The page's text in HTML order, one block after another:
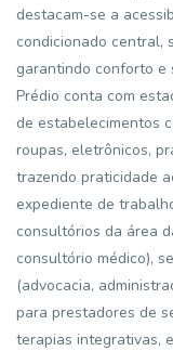
destacam-se a
condicionado central,
garantindo conforto e
Prédio conta com
de estabelecimentos
roupas, eletrônicos,
trazendo praticidade
expediente de
consultórios da área
consultório médico),
(advocacia,
para prestadores de
terapias integrativas,